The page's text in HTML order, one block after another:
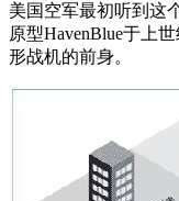
美国空军最初听到这
原型HavenBlue于上
形战机的前身。